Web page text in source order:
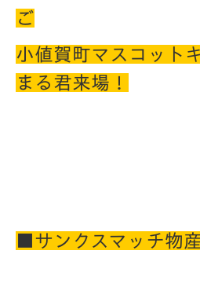
ご
小値賀町マスコット
まる君来場 ！
■サンクスマッチ物